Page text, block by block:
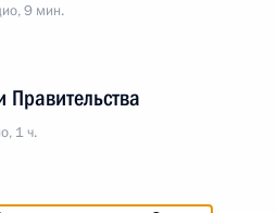
9 мин.
1 ч.